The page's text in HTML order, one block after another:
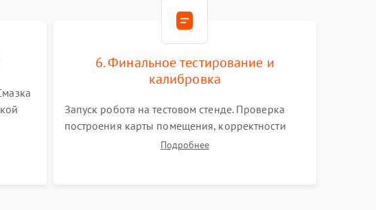
6. Финальное тестирование и
калибровка
Запуск робота на тестовом стенде. Проверка
построения карты помещения, корректности
навигации и обхода препятствий. Оценка силы
Подробнее